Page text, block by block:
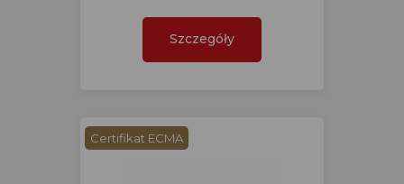
Szczegóły
Certifikat ECMA